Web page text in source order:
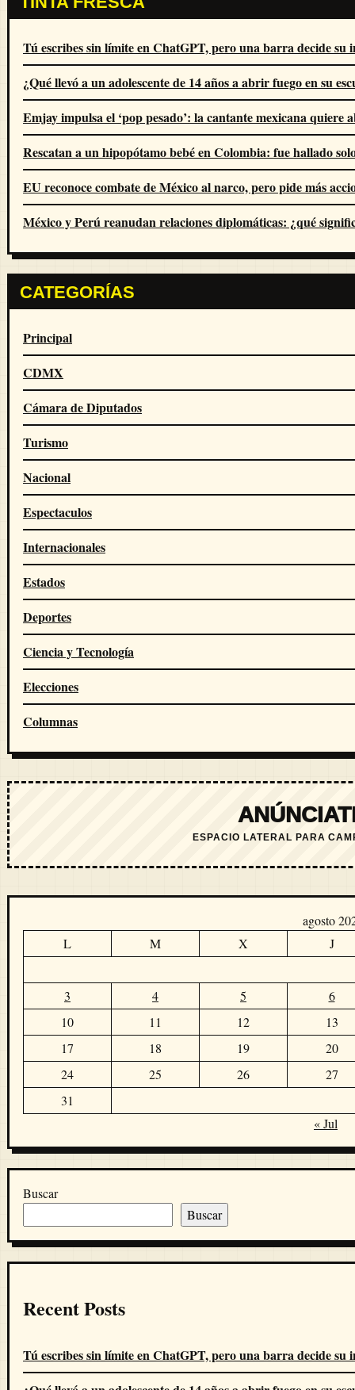
Tú escribes sin límite en ChatGPT, pero una barra decide su
¿Qué llevó a un adolescente de 14 años a abrir fuego en su
Emjay impulsa el ‘pop pesado’: la cantante mexicana
Rescatan a un hipopótamo bebé en Colombia: fue hallado
EU reconoce combate de México al narco, pero pide más
México y Perú reanudan relaciones diplomáticas: ¿qué
CATEGORÍAS
Principal
CDMX
Cámara de Diputados
Turismo
Nacional
Espectaculos
Internacionales
Estados
Deportes
Ciencia y Tecnología
Elecciones
Columnas
ESPACIO LATERAL PARA
agosto
L
M X J
3 4 5
6
10
11 12
13
17
18 19
20
24
25 26
27
31
« Jul
Buscar
Buscar
Recent Posts
Tú escribes sin límite en ChatGPT, pero una barra decide su